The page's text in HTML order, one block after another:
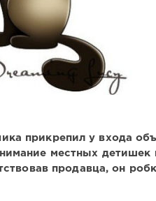
прикрепил у входа
местных
продавца, он